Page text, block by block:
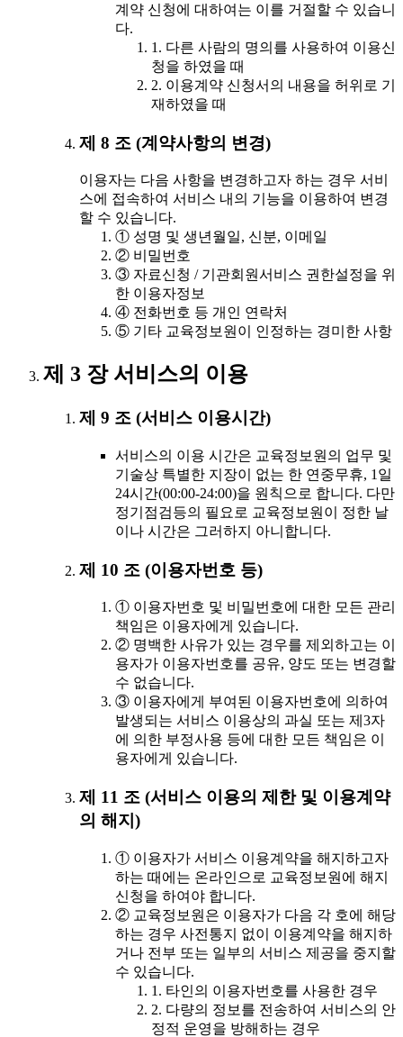
계약 신청에 대하여는 이를 거절할 수 있습니
다.
1. 다른 사람의 명의를 사용하여 이용신
청을 하였을 때
2. 이용계약 신청서의 내용을 허위로 기
재하였을 때
제 8 조 (계약사항의 변경)
이용자는 다음 사항을 변경하고자 하는 경우 서비
스에 접속하여 서비스 내의 기능을 이용하여 변경
할 수 있습니다.
① 성명 및 생년월일, 신분, 이메일
② 비밀번호
③ 자료신청 / 기관회원서비스 권한설정을 위
한 이용자정보
④ 전화번호 등 개인 연락처
⑤ 기타 교육정보원이 인정하는 경미한 사항
제 3 장 서비스의 이용
제 9 조 (서비스 이용시간)
서비스의 이용 시간은 교육정보원의 업무 및
기술상 특별한 지장이 없는 한 연중무휴, 1일
24시간(00:00-24:00)을 원칙으로 합니다. 다만
정기점검등의 필요로 교육정보원이 정한 날
이나 시간은 그러하지 아니합니다.
제 10 조 (이용자번호 등)
① 이용자번호 및 비밀번호에 대한 모든 관리
책임은 이용자에게 있습니다.
② 명백한 사유가 있는 경우를 제외하고는 이
용자가 이용자번호를 공유, 양도 또는 변경할
수 없습니다.
③ 이용자에게 부여된 이용자번호에 의하여
발생되는 서비스 이용상의 과실 또는 제3자
에 의한 부정사용 등에 대한 모든 책임은 이
용자에게 있습니다.
제 11 조 (서비스 이용의 제한 및 이용계약
의 해지)
① 이용자가 서비스 이용계약을 해지하고자
하는 때에는 온라인으로 교육정보원에 해지
신청을 하여야 합니다.
② 교육정보원은 이용자가 다음 각 호에 해당
하는 경우 사전통지 없이 이용계약을 해지하
거나 전부 또는 일부의 서비스 제공을 중지할
수 있습니다.
1. 타인의 이용자번호를 사용한 경우
2. 다량의 정보를 전송하여 서비스의 안
정적 운영을 방해하는 경우